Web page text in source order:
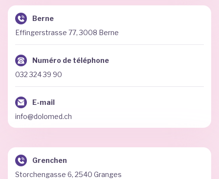
Berne
Effingerstrasse 77, 3008 Berne
Numéro de téléphone
032 324 39 90
E-mail
info@dolomed.ch
Grenchen
Storchengasse 6, 2540 Granges